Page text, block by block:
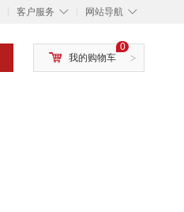
◇
客户服务 ◇
网站导航
>
0
我的购物车